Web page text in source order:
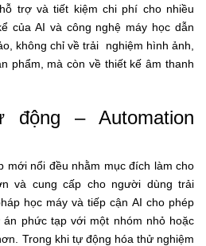
trợ và tiết kiệm chi phí cho nhiều
của AI và công nghệ máy học dẫn
không chỉ về trải nghiệm hình ảnh,
phẩm, mà còn về thiết kế âm thanh
– Automation
mới nổi đều nhằm mục đích làm cho
và cung cấp cho người dùng trải
học máy và tiếp cận AI cho phép
phức tạp với một nhóm nhỏ hoặc
Trong khi tự động hóa thử nghiệm